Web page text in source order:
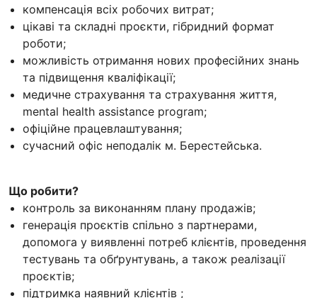
компенсація всіх робочих витрат;
цікаві та складні проєкти, гібридний формат
роботи;
можливість отримання нових професійних знань
та підвищення кваліфікації;
медичне страхування та страхування життя,
mental health assistance program;
офіційне працевлаштування;
сучасний офіс неподалік м. Берестейська.
Що робити?
контроль за виконанням плану продажів;
генерація проєктів спільно з партнерами,
допомога у виявленні потреб клієнтів, проведення
тестувань та обґрунтувань, а також реалізації
проєктів;
підтримка наявний клієнтів ;